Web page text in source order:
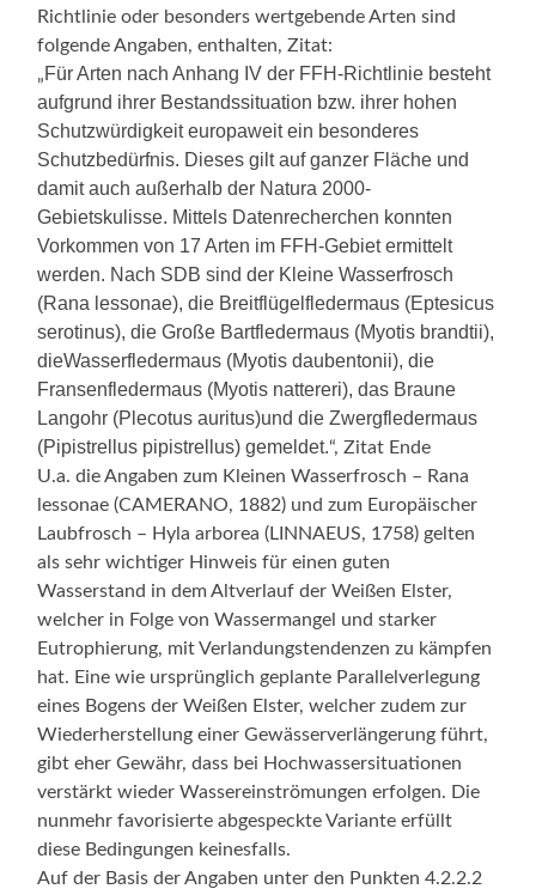
Richtlinie oder besonders wertgebende Arten sind
folgende Angaben, enthalten, Zitat:
„Für Arten nach Anhang IV der FFH-Richtlinie besteht
aufgrund ihrer Bestandssituation bzw. ihrer hohen
Schutzwürdigkeit europaweit ein besonderes
Schutzbedürfnis. Dieses gilt auf ganzer Fläche und
damit auch außerhalb der Natura 2000-
Gebietskulisse. Mittels Datenrecherchen konnten
Vorkommen von 17 Arten im FFH-Gebiet ermittelt
werden. Nach SDB sind der Kleine Wasserfrosch
(Rana lessonae), die Breitflügelfledermaus (Eptesicus
serotinus), die Große Bartfledermaus (Myotis brandtii),
dieWasserfledermaus (Myotis daubentonii), die
Fransenfledermaus (Myotis nattereri), das Braune
Langohr (Plecotus auritus)und die Zwergfledermaus
(Pipistrellus pipistrellus) gemeldet.“, Zitat Ende
U.a. die Angaben zum Kleinen Wasserfrosch – Rana
lessonae (CAMERANO, 1882) und zum Europäischer
Laubfrosch – Hyla arborea (LINNAEUS, 1758) gelten
als sehr wichtiger Hinweis für einen guten
Wasserstand in dem Altverlauf der Weißen Elster,
welcher in Folge von Wassermangel und starker
Eutrophierung, mit Verlandungstendenzen zu kämpfen
hat. Eine wie ursprünglich geplante Parallelverlegung
eines Bogens der Weißen Elster, welcher zudem zur
Wiederherstellung einer Gewässerverlängerung führt,
gibt eher Gewähr, dass bei Hochwassersituationen
verstärkt wieder Wassereinströmungen erfolgen. Die
nunmehr favorisierte abgespeckte Variante erfüllt
diese Bedingungen keinesfalls.
Auf der Basis der Angaben unter den Punkten 4.2.2.2